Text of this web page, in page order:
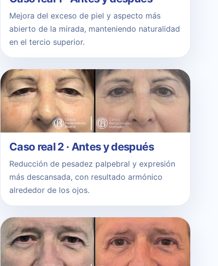
Mejora del exceso de piel y aspecto más
abierto de la mirada, manteniendo naturalidad
en el tercio superior.
Caso real 2 · Antes y después
Reducción de pesadez palpebral y expresión
más descansada, con resultado armónico
alrededor de los ojos.